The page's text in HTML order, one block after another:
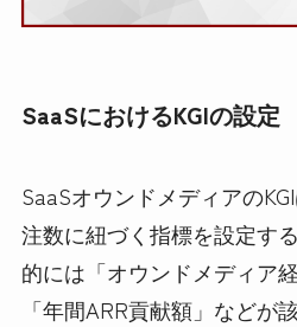
SaaSにおけるKGIの設定
SaaSオウンドメディアの
注数に紐づく指標を設定す
的には「オウンドメディア
「年間ARR貢献額」などが